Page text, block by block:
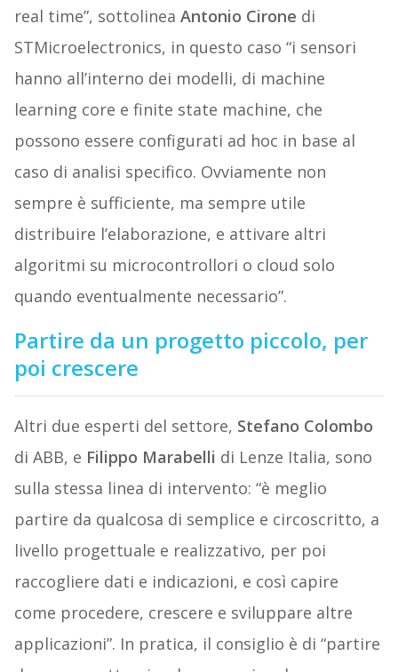
real time”, sottolinea Antonio Cirone di
STMicroelectronics, in questo caso “i sensori
hanno all’interno dei modelli, di machine
learning core e finite state machine, che
possono essere configurati ad hoc in base al
caso di analisi specifico. Ovviamente non
sempre è sufficiente, ma sempre utile
distribuire l’elaborazione, e attivare altri
algoritmi su microcontrollori o cloud solo
quando eventualmente necessario”.
Partire da un progetto piccolo, per
poi crescere
Altri due esperti del settore, Stefano Colombo
di ABB, e Filippo Marabelli di Lenze Italia, sono
sulla stessa linea di intervento: “è meglio
partire da qualcosa di semplice e circoscritto, a
livello progettuale e realizzativo, per poi
raccogliere dati e indicazioni, e così capire
come procedere, crescere e sviluppare altre
applicazioni”. In pratica, il consiglio è di “partire